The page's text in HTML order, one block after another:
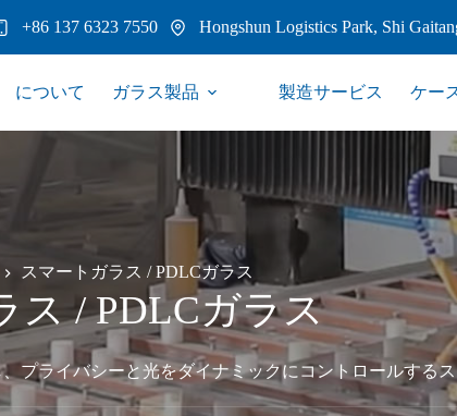
+86 137 6323 7550 Hongshun Logistics Park, Shi
について ガラス製品 製造サービス ケー
スマートガラス / PDLCガラス
ス / PDLCガラス
プライバシーと光をダイナミックにコントロールする